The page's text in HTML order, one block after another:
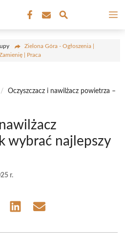
Zielona Góra - Ogłoszenia |
| Praca
/
Oczyszczacz i nawilżacz powietrza –
wybrać najlepszy
r.
Share Share